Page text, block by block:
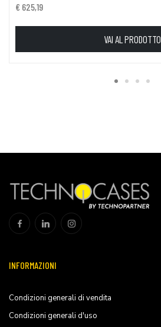
€ 625,19
VAI AL PRODOTTO
INFORMAZIONI
Condizioni generali di vendita
Condizioni generali d'uso